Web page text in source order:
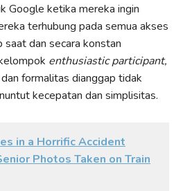
Google ketika mereka ingin
terhubung pada semua akses
dan secara konstan
enthusiastic participant,
formalitas dianggap tidak
kecepatan dan simplisitas.
in a Horrific Accident
Photos Taken on Train